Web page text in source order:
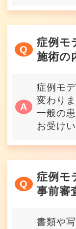
症例モ
施術の
症例モ
変わりま
一般の
お受け
症例モ
事前審
書類や